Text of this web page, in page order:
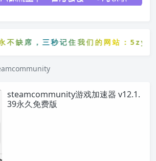
不缺席，三秒记住我们的网站：
，永不缺席，三秒记住我们的网站：
steamcommunity游戏加速器 v12.1.
39永久免费版